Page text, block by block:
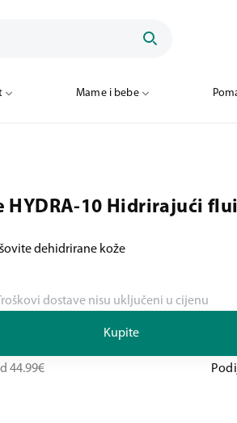
Mame i bebe
HYDRA-10 Hidrirajući
dehidrirane kože
dostave nisu uključeni u cijenu
Kupite
44.99€